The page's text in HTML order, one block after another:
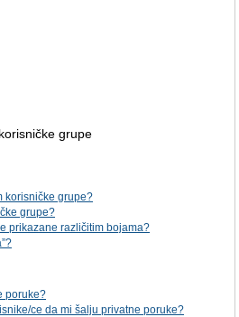
grupe
korisničke grupe?
grupe?
prikazane različitim bojama?
poruke?
ce da mi šalju privatne poruke?